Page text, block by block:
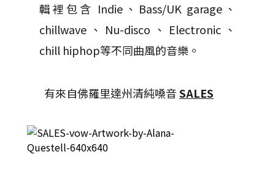
輯裡包含 Indie、Bass/UK garage、
chillwave、Nu-disco、Electronic、
chill hiphop等不同曲風的音樂。
有來自佛羅里達州清純嗓音SALES